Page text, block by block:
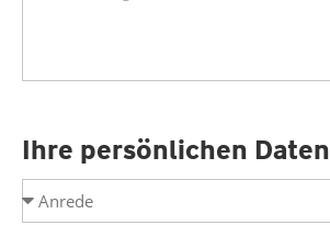
Ihre persönlichen Daten